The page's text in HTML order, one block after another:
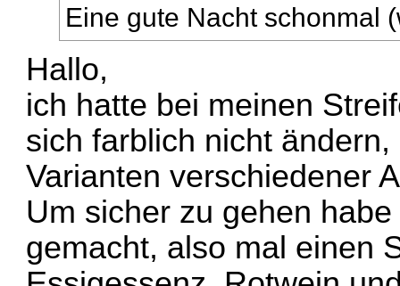
Eine gute Nacht schonmal
Hallo,
ich hatte bei meinen
sich farblich nicht
Varianten verschiedener
Um sicher zu gehen
gemacht, also mal einen